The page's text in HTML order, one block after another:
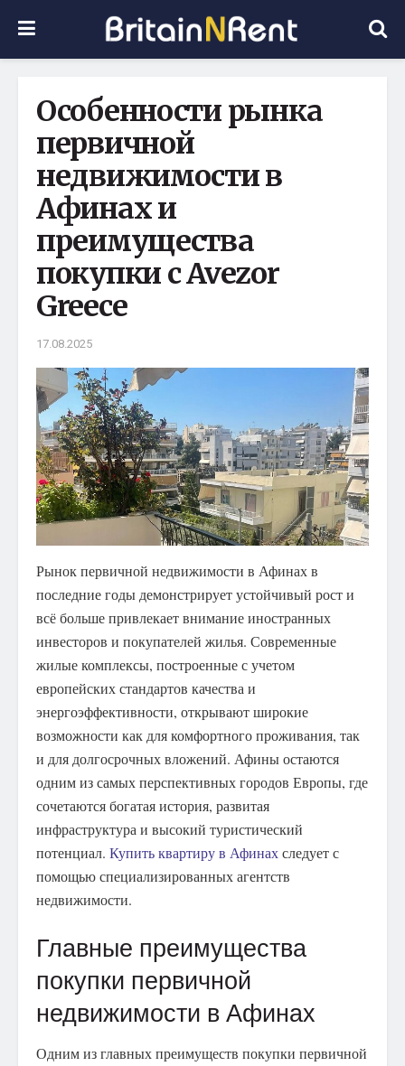
Особенности рынка
первичной
недвижимости в
Афинах и
преимущества
покупки с Avezor
Greece
17.08.2025
Рынок первичной недвижимости в Афинах в
последние годы демонстрирует устойчивый рост и
всё больше привлекает внимание иностранных
инвесторов и покупателей жилья. Современные
жилые комплексы, построенные с учетом
европейских стандартов качества и
энергоэффективности, открывают широкие
возможности как для комфортного проживания, так
и для долгосрочных вложений. Афины остаются
одним из самых перспективных городов Европы, где
сочетаются богатая история, развитая
инфраструктура и высокий туристический
потенциал. Купить квартиру в Афинахследует с
помощью специализированных агентств
недвижимости.
Главные преимущества
покупки первичной
недвижимости в Афинах
Одним из главных преимуществ покупки первичной